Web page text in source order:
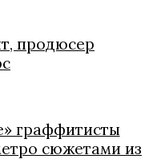
продюсер
граффитисты
сюжетами из